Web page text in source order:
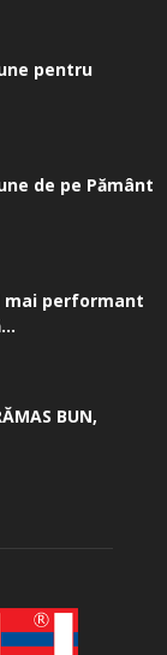
pentru
de pe Pământ
mai performant
BUN,